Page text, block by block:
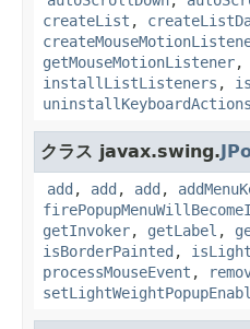
createList ,
getMouseMotionListener,
installListListeners ,
uninstallKeyboardActions
クラス javax.swing.
add , add , add ,
getInvoker, getLabel ,
isBorderPainted ,
processMouseEvent ,